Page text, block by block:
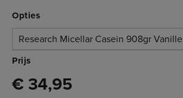
Opties
Research Micellar Casein 908gr Vanille
Research
Micellar Casein
908gr Vanille
3.801.007
Prijs
€ 34,95